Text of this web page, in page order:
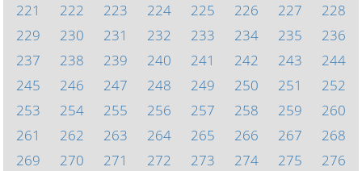
221
222 223 224 225 226 227
228
229
230 231 232 233 234 235
236
237
238 239 240 241 242 243
244
245
246 247 248 249 250 251
252
253
254 255 256 257 258 259
260
261
262 263 264 265 266 267
268
269
270 271 272 273 274 275
276